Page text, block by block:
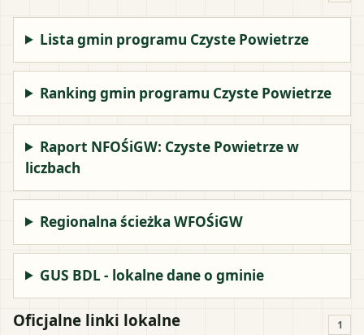
Lista gmin programu Czyste Powietrze
Ranking gmin programu Czyste Powietrze
Raport NFOŚiGW: Czyste Powietrze w
liczbach
Regionalna ścieżka WFOŚiGW
GUS BDL - lokalne dane o gminie
Oficjalne linki lokalne 1